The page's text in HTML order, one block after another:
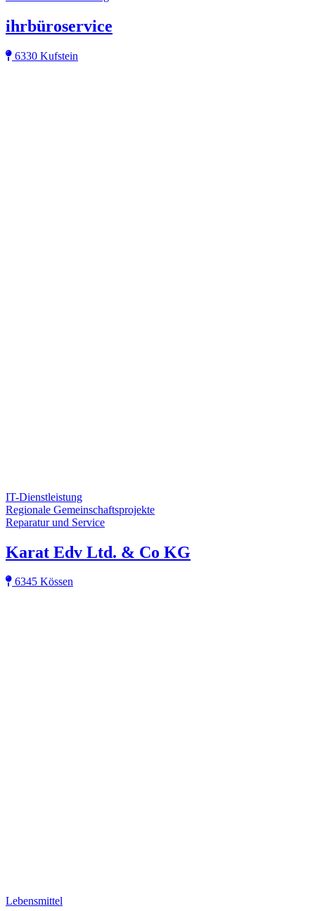
ihrbüroservice
6330 Kufstein
IT-Dienstleistung
Regionale Gemeinschaftsprojekte
Reparatur und Service
Karat Edv Ltd. & Co KG
6345 Kössen
Lebensmittel